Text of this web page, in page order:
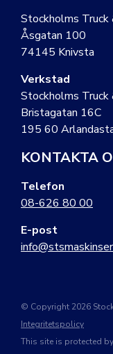
Stockholms Truck
Åsgatan 100
74145 Knivsta
Verkstad
Stockholms Truck
Bristagatan 16C
195 60
KONTAKTA
Telefon
08-626 80 00
E-post
© Copyright 2026
Integritetspolicy
This site is protected